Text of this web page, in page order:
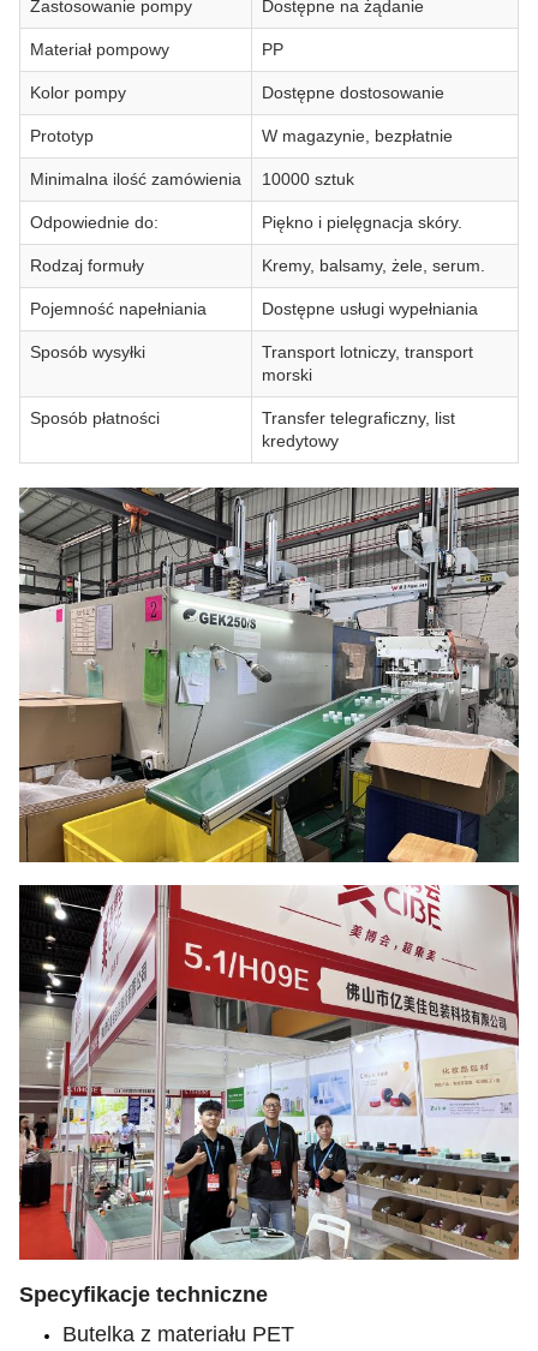
Zastosowanie pompy Dostępne na żądanie
Materiał pompowy PP
Kolor pompy Dostępne dostosowanie
Prototyp W magazynie, bezpłatnie
Minimalna ilość zamówienia 10000 sztuk
Odpowiednie do: Piękno i pielęgnacja skóry.
Rodzaj formuły Kremy, balsamy, żele, serum.
Pojemność napełniania Dostępne usługi wypełniania
Sposób wysyłki
Transport lotniczy, transport
morski
Sposób płatności
Transfer telegraficzny, list
kredytowy
Specyfikacje techniczne
Butelka z materiału PET